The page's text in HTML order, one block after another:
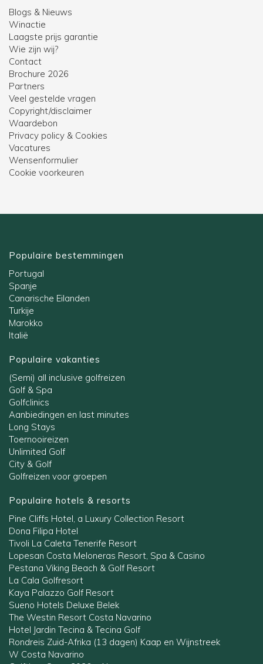
Blogs & Nieuws
Winactie
Laagste prijs garantie
Wie zijn wij?
Contact
Brochure 2026
Partners
Veel gestelde vragen
Copyright/disclaimer
Waardebon
Privacy policy & Cookies
Vacatures
Wensenformulier
Cookie voorkeuren
Populaire bestemmingen
Portugal
Spanje
Canarische Eilanden
Turkije
Marokko
Italië
Populaire vakanties
(Semi) all inclusive golfreizen
Golf & Spa
Golfclinics
Aanbiedingen en last minutes
Long Stays
Toernooireizen
Unlimited Golf
City & Golf
Golfreizen voor groepen
Populaire hotels & resorts
Pine Cliffs Hotel, a Luxury Collection Resort
Dona Filipa Hotel
Tivoli La Caleta Tenerife Resort
Lopesan Costa Meloneras Resort, Spa & Casino
Pestana Viking Beach & Golf Resort
La Cala Golfresort
Kaya Palazzo Golf Resort
Sueno Hotels Deluxe Belek
The Westin Resort Costa Navarino
Hotel Jardin Tecina & Tecina Golf
Rondreis Zuid-Afrika (13 dagen) Kaap en Wijnstreek
W Costa Navarino